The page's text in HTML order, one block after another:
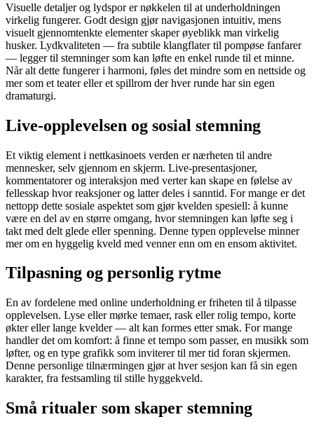
Visuelle detaljer og lydspor er nøkkelen til at underholdningen
virkelig fungerer. Godt design gjør navigasjonen intuitiv, mens
visuelt gjennomtenkte elementer skaper øyeblikk man virkelig
husker. Lydkvaliteten — fra subtile klangflater til pompøse fanfarer
— legger til stemninger som kan løfte en enkel runde til et minne.
Når alt dette fungerer i harmoni, føles det mindre som en nettside og
mer som et teater eller et spillrom der hver runde har sin egen
dramaturgi.
Live-opplevelsen og sosial stemning
Et viktig element i nettkasinoets verden er nærheten til andre
mennesker, selv gjennom en skjerm. Live-presentasjoner,
kommentatorer og interaksjon med verter kan skape en følelse av
fellesskap hvor reaksjoner og latter deles i sanntid. For mange er det
nettopp dette sosiale aspektet som gjør kvelden spesiell: å kunne
være en del av en større omgang, hvor stemningen kan løfte seg i
takt med delt glede eller spenning. Denne typen opplevelse minner
mer om en hyggelig kveld med venner enn om en ensom aktivitet.
Tilpasning og personlig rytme
En av fordelene med online underholdning er friheten til å tilpasse
opplevelsen. Lyse eller mørke temaer, rask eller rolig tempo, korte
økter eller lange kvelder — alt kan formes etter smak. For mange
handler det om komfort: å finne et tempo som passer, en musikk som
løfter, og en type grafikk som inviterer til mer tid foran skjermen.
Denne personlige tilnærmingen gjør at hver sesjon kan få sin egen
karakter, fra festsamling til stille hyggekveld.
Små ritualer som skaper stemning